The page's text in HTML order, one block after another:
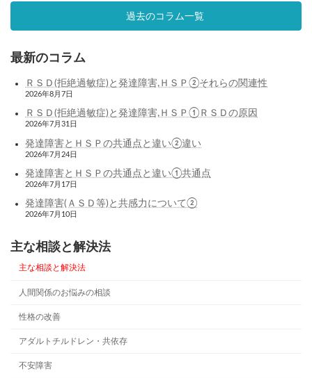
過去のコラム一覧
最新のコラム
ＲＳＤ(拒絶過敏症)と発達障害,ＨＳＰ②それらの関連性
2026年8月7日
ＲＳＤ(拒絶過敏症)と発達障害,ＨＳＰ①ＲＳＤの原因
2026年7月31日
発達障害とＨＳＰの共通点と違い②違い
2026年7月24日
発達障害とＨＳＰの共通点と違い①共通点
2026年7月17日
発達障害(ＡＳＤ等)と共感力について②
2026年7月10日
主な相談と解決法
主な相談と解決法
人間関係のお悩みの相談
性格の改善
アダルトチルドレン・共依存
不安障害